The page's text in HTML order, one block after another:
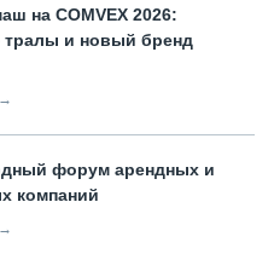
на COMVEX 2026:
тралы и новый бренд
форум арендных и
компаний